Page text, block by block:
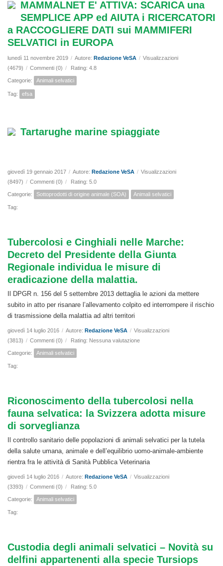
MAMMALNET E' ATTIVA: SCARICA una
SEMPLICE APP ed AIUTA i RICERCATORI
a RACCOGLIERE DATI sui MAMMIFERI
SELVATICI in EUROPA
lunedì 11 novembre 2019 / Autore: Redazione VeSA / Visualizzazioni
(4679) / Commenti (0) / Rating: 4.8
Categorie: Animali selvatici
Tag: efsa
Tartarughe marine spiaggiate
giovedì 19 gennaio 2017 / Autore: Redazione VeSA / Visualizzazioni
(8497) / Commenti (0) / Rating: 5.0
Categorie: Sottoprodotti di origine animale (SOA) Animali selvatici
Tag:
Tubercolosi e Cinghiali nelle Marche:
Decreto del Presidente della Giunta
Regionale individua le misure di
eradicazione della malattia.
Il DPGR n. 156 del 5 settembre 2013 dettaglia le azioni da mettere
subito in atto per risanare l’allevamento colpito ed interrompere il rischio
di trasmissione della malattia ad altri territori
giovedì 14 luglio 2016 / Autore: Redazione VeSA / Visualizzazioni
(3813) / Commenti (0) / Rating: Nessuna valutazione
Categorie: Animali selvatici
Tag:
Riconoscimento della tubercolosi nella
fauna selvatica: la Svizzera adotta misure
di sorveglianza
Il controllo sanitario delle popolazioni di animali selvatici per la tutela
della salute umana, animale e dell’equilibrio uomo-animale-ambiente
rientra fra le attività di Sanità Pubblica Veterinaria
giovedì 14 luglio 2016 / Autore: Redazione VeSA / Visualizzazioni
(3393) / Commenti (0) / Rating: 5.0
Categorie: Animali selvatici
Tag:
Custodia degli animali selvatici – Novità su
delfini appartenenti alla specie Tursiops